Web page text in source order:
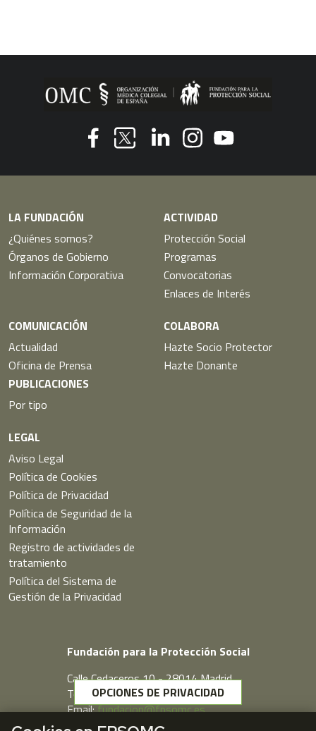
LA FUNDACIÓN
¿Quiénes somos?
Órganos de Gobierno
Información Corporativa
ACTIVIDAD
Protección Social
Programas
Convocatorias
Enlaces de Interés
COMUNICACIÓN
Actualidad
Oficina de Prensa
PUBLICACIONES
Por tipo
COLABORA
Hazte Socio Protector
Hazte Donante
LEGAL
Aviso Legal
Política de Cookies
Política de Privacidad
Política de Seguridad de la
Información
Registro de actividades de
tratamiento
Política del Sistema de
Gestión de la Privacidad
Fundación para la Protección Social
Calle Cedaceros,10 - 28014 Madrid
Telf. 91 431 77 80
Email:fundacion@fpsomc.es
OPCIONES DE PRIVACIDAD